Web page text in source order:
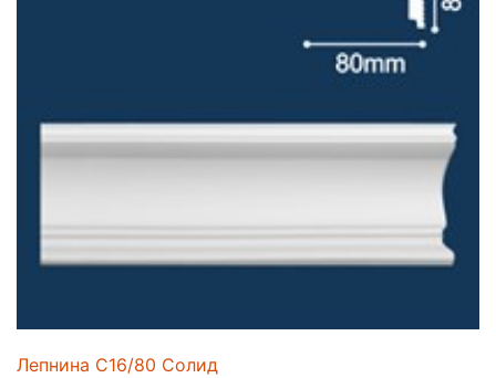
Лепнина C16/80 Солид